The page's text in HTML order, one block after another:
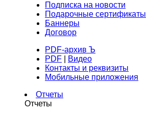
Подписка на новости
Подарочные сертификаты
Баннеры
Договор
PDF-архив Ъ
PDF
Видео
Контакты и реквизиты
Мобильные приложения
Отчеты
Отчеты